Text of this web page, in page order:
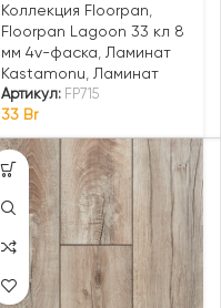
Коллекция Floorpan,
Floorpan Lagoon 33 кл 8
мм 4v-фаска, Ламинат
Kastamonu, Ламинат
Артикул: FP715
33 Br